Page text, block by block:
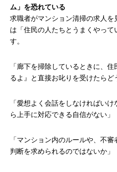
ム」を恐れている
求職者がマンション清掃の求人
は「住民の人たちとうまくやっ
す。
「廊下を掃除しているときに、
るよ』と直接お叱りを受けたらど
「愛想よく会話をしなければい
ら上手に対応できる自信がない」
「マンション内のルールや、不
判断を求められるのではないか」